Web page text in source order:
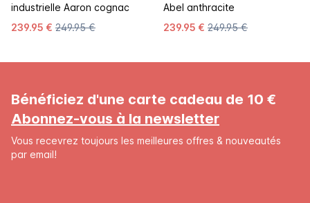
industrielle Aaron cognac
239.95 € 249.95 €
Abel anthracite
239.95 € 249.95 €
Bénéficiez d'une carte cadeau de 10 €
Abonnez-vous à la newsletter
Vous recevrez toujours les meilleures offres & nouveautés
par email!